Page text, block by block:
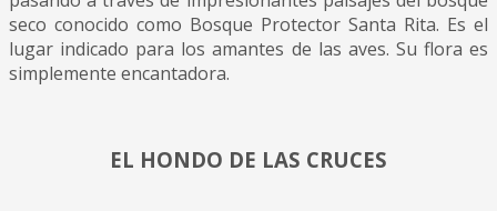
seco conocido como Bosque Protector Santa Rita. Es el
lugar indicado para los amantes de las aves. Su flora es
simplemente encantadora.
EL HONDO DE LAS CRUCES